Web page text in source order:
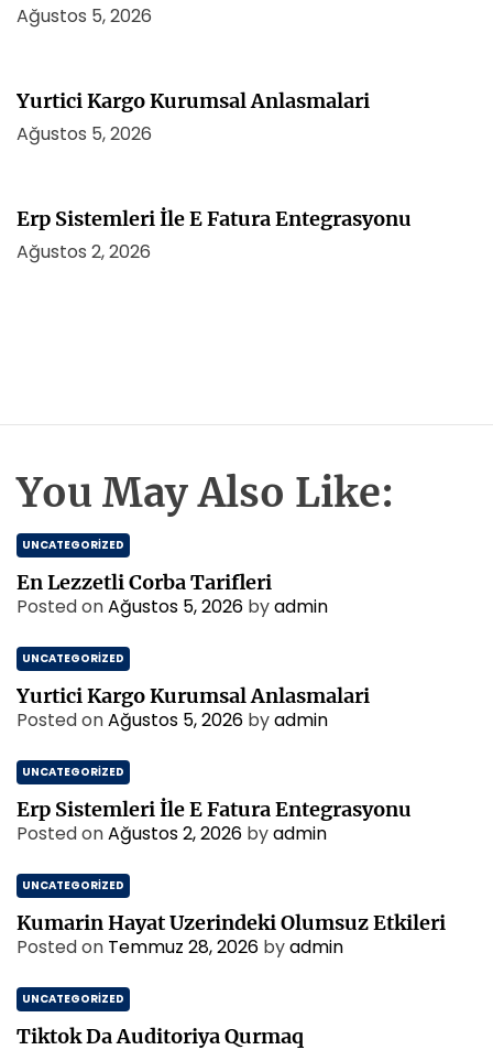
Ağustos 5, 2026
Yurtici Kargo Kurumsal Anlasmalari
Ağustos 5, 2026
Erp Sistemleri İle E Fatura Entegrasyonu
Ağustos 2, 2026
You May Also Like:
UNCATEGORIZED
En Lezzetli Corba Tarifleri
Posted onAğustos 5, 2026 byadmin
UNCATEGORIZED
Yurtici Kargo Kurumsal Anlasmalari
Posted onAğustos 5, 2026 byadmin
UNCATEGORIZED
Erp Sistemleri İle E Fatura Entegrasyonu
Posted onAğustos 2, 2026 byadmin
UNCATEGORIZED
Kumarin Hayat Uzerindeki Olumsuz Etkileri
Posted on Temmuz 28, 2026 byadmin
UNCATEGORIZED
Tiktok Da Auditoriya Qurmaq